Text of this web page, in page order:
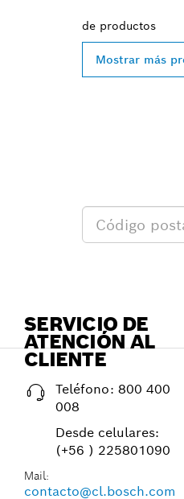
de productos
Mostrar más
SERVICIO DE
ATENCIÓN AL
CLIENTE
Teléfono: 800 400
008
Desde celulares:
(+56 ) 225801090
Mail:
contacto@cl.bosch.com